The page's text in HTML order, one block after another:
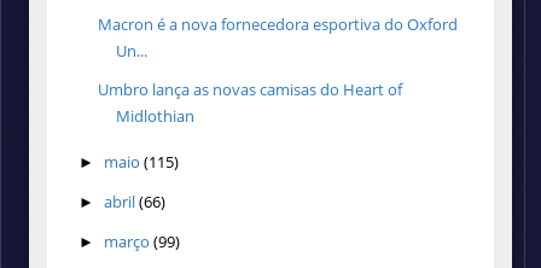
Macron é a nova fornecedora esportiva do Oxford
Un...
Umbro lança as novas camisas do Heart of
Midlothian
► maio (115)
► abril(66)
► março (99)